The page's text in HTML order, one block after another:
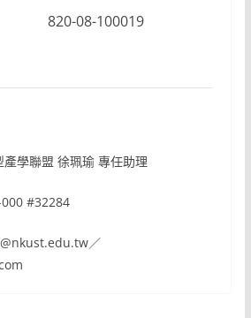
820-08-100019
學聯盟 徐珮瑜 專任助理
#32284
／